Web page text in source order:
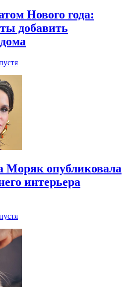
Нового года:
добавить
Моряк опубликовала
интерьера